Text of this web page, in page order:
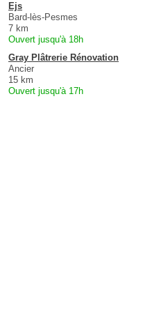
Ejs
Bard-lès-Pesmes
7 km
Ouvert jusqu'à 18h
Gray Plâtrerie Rénovation
Ancier
15 km
Ouvert jusqu'à 17h